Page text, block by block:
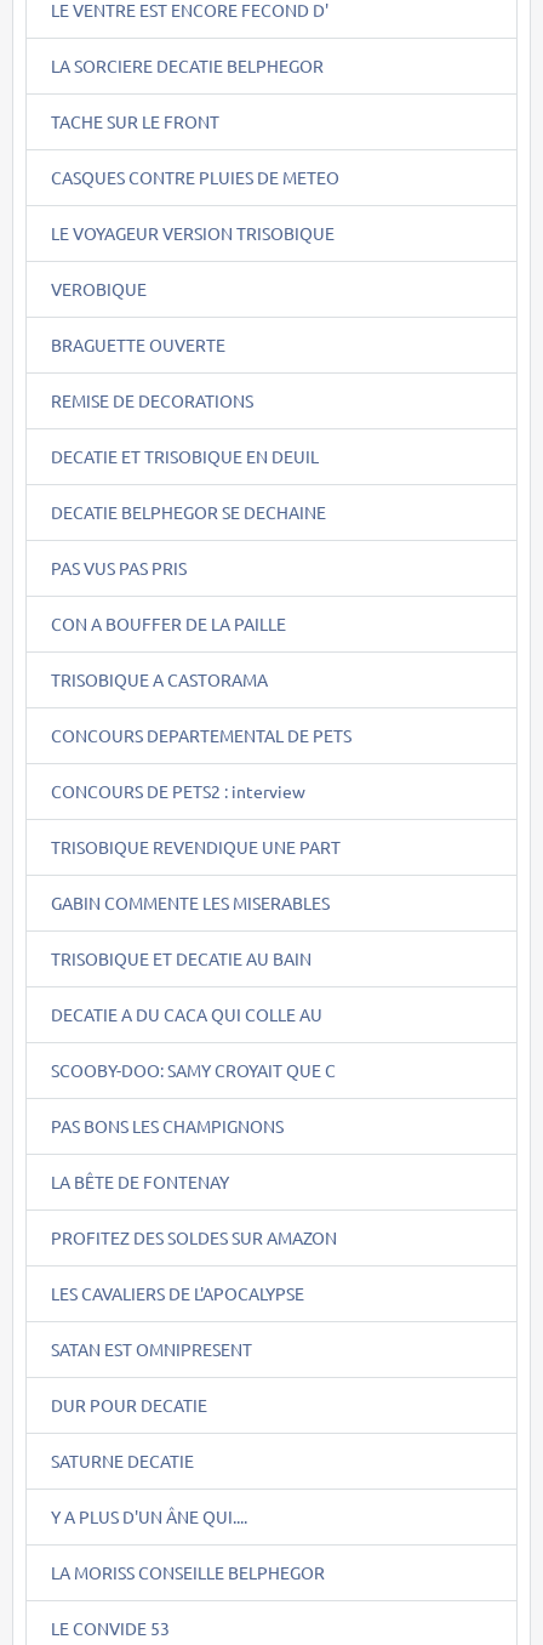
LE VENTRE EST ENCORE FECOND D'
LA SORCIERE DECATIE BELPHEGOR
TACHE SUR LE FRONT
CASQUES CONTRE PLUIES DE METEO
LE VOYAGEUR VERSION TRISOBIQUE
VEROBIQUE
BRAGUETTE OUVERTE
REMISE DE DECORATIONS
DECATIE ET TRISOBIQUE EN DEUIL
DECATIE BELPHEGOR SE DECHAINE
PAS VUS PAS PRIS
CON A BOUFFER DE LA PAILLE
TRISOBIQUE A CASTORAMA
CONCOURS DEPARTEMENTAL DE PETS
CONCOURS DE PETS2 : interview
TRISOBIQUE REVENDIQUE UNE PART
GABIN COMMENTE LES MISERABLES
TRISOBIQUE ET DECATIE AU BAIN
DECATIE A DU CACA QUI COLLE AU
SCOOBY-DOO: SAMY CROYAIT QUE C
PAS BONS LES CHAMPIGNONS
LA BÊTE DE FONTENAY
PROFITEZ DES SOLDES SUR AMAZON
LES CAVALIERS DE L'APOCALYPSE
SATAN EST OMNIPRESENT
DUR POUR DECATIE
SATURNE DECATIE
Y A PLUS D'UN ÂNE QUI....
LA MORISS CONSEILLE BELPHEGOR
LE CONVIDE 53